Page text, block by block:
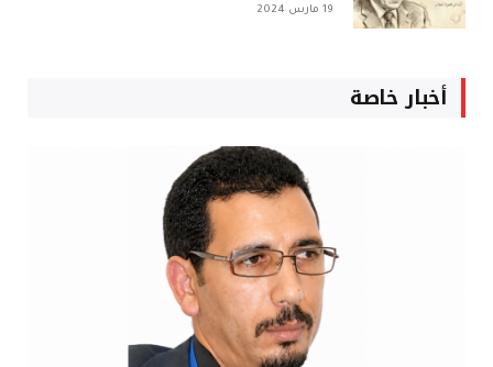
19 مارس 2024
أخبار خاصة